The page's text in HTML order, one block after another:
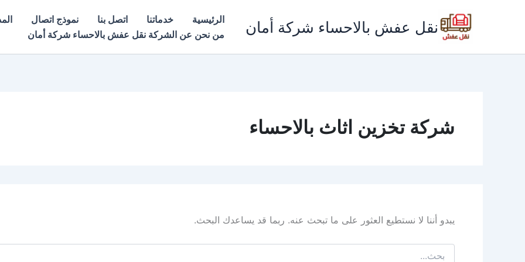
نقل عفش بالاحساء شركة أمان الرئيسية خدماتنا اتصل بنا نموذج اتصال
من نحن عن الشركة نقل عفش بالاحساء شركة أمان
شركة تخزين اثاث بالاحساء
يبدو أننا لا نستطيع العثور على ما تبحث عنه. ربما قد يساعدك البحث.